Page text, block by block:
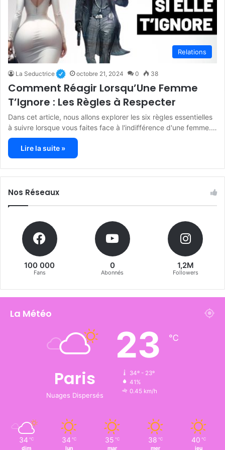
Relations
La Seductrice octobre 21, 2024 0 38
Comment Réagir Lorsqu’Une Femme
T’Ignore : Les Règles à Respecter
Dans cet article, nous allons explorer les six règles essentielles
à suivre lorsque vous faites face à l'indifférence d'une femme.…
Lire la suite »
Nos Réseaux
100 000
Fans
0
Abonnés
1,2M
Followers
La Météo
Paris
Nuages Dispersés
23 ℃
34º - 23º
41%
0.45 km/h
34 ℃
dim
34 ℃
lun
35 ℃
mar
38 ℃
mer
40 ℃
jeu